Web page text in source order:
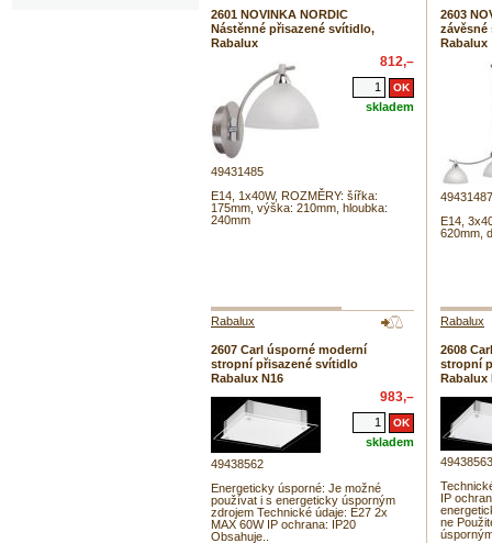
2601 NOVINKA NORDIC
Nástěnné přisazené svítidlo,
Rabalux
812,–
skladem
49431485
E14, 1x40W, ROZMĚRY: šířka:
175mm, výška: 210mm, hloubka:
240mm
2603
závěsné
Rabalux
49431487
E14,
620mm,
Rabalux
2607 Carl úsporné moderní
stropní přisazené svítidlo
Rabalux N16
983,–
skladem
49438562
Energeticky úsporné: Je možné
používat i s energeticky úsporným
zdrojem Technické údaje: E27 2x
MAX 60W IP ochrana: IP20
Obsahuje..
Rabalux
2608
stropní
Rabalux
49438563
IP
ne